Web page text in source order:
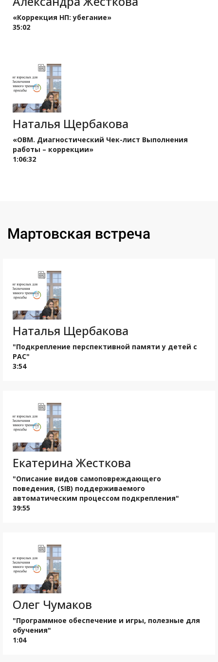
«Коррекция НП: убегание»
35:02
Наталья Щербакова
«OBM. Диагностический Чек-лист Выполнения
работы – коррекции»
1:06:32
Мартовская встреча
Наталья Щербакова
"Подкрепление перспективной памяти у детей с
РАС"
3:54
Екатерина Жесткова
"Описание видов самоповреждающего
поведения, (SIB) поддерживаемого
автоматическим процессом подкрепления"
39:55
Олег Чумаков
"Программное обеспечение и игры, полезные для
обучения"
1:04